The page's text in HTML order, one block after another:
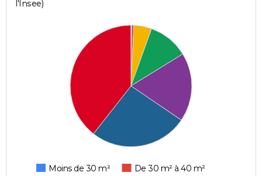
l'Insee)
Moins de 30 m²
De 30 m² à 40 m²